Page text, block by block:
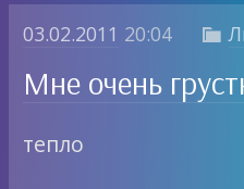
03.02.2011 20:04 
Мне очень
тепло